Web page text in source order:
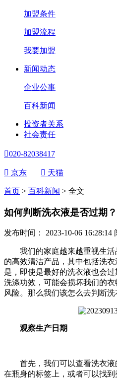
加盟条件
加盟流程
我要加盟
新闻动态
企业公事
百科新闻
投资者关系
社会责任
020-82038417
 京东  天猫
首页 > 百科新闻 > 全文
如何判断洗衣液是否过期？
发布时间： 2023-10-06 16:28:14
我们的家庭越来越重视生活
的高效清洁产品，其中包括洗
是，即使是最好的洗衣液也会
洗涤功效，可能会损坏我们的
风险。那么我们该怎么去判断
观察生产日期
首先，我们可以查看洗衣液
在瓶身的标签上，或者可以找